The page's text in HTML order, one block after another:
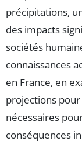
précipitations,
des impacts
sociétés
connaissances
en France, en
projections pour
nécessaires
conséquences